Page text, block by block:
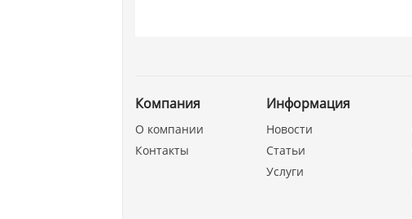
Компания
О компании
Контакты
Информация
Новости
Статьи
Услуги